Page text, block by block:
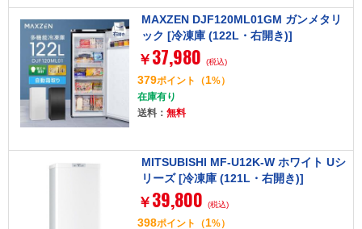
MAXZEN DJF120ML01GM ガンメタリ
ック [冷凍庫 (122L・右開き)]
￥ 37,980 (税込)
379ポイント （1%）
在庫有り
送料： 無料
MITSUBISHI MF-U12K-W ホワイト Uシ
リーズ [冷凍庫 (121L・右開き)]
￥ 39,800 (税込)
398ポイント （1%）